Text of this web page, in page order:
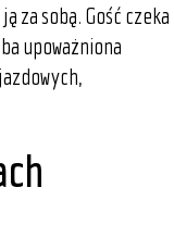
za sobą. Gość czeka
upoważniona